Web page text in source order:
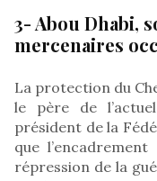
3- Abou Dhabi,
mercenaires
La protection du
le père de
président de la
que
répression de la